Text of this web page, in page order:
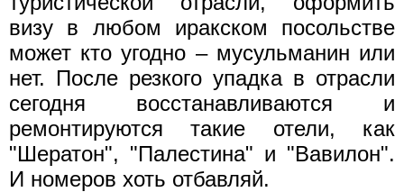
визу в любом иракском посольстве
может кто угодно – мусульманин или
нет. После резкого упадка в отрасли
сегодня восстанавливаются и
ремонтируются такие отели, как
"Шератон", "Палестина" и "Вавилон".
И номеров хоть отбавляй.